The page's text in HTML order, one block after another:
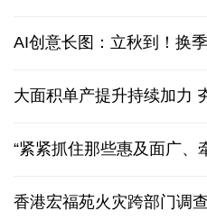
AI创意长图：立秋到！换
大面积单产提升持续加力
“紧紧抓住那些惠及面广、
香港宏福苑火灾跨部门调